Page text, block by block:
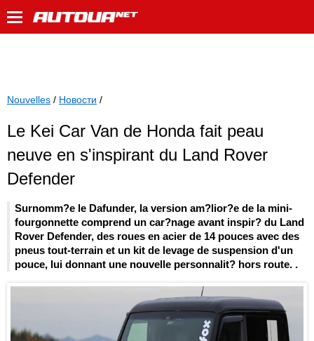
Nouvelles / Новости /
Le Kei Car Van de Honda fait peau
neuve en s'inspirant du Land Rover
Defender
Surnomm?e le Dafunder, la version am?lior?e de la mini-
fourgonnette comprend un car?nage avant inspir? du Land
Rover Defender, des roues en acier de 14 pouces avec des
pneus tout-terrain et un kit de levage de suspension d'un
pouce, lui donnant une nouvelle personnalit? hors route. .